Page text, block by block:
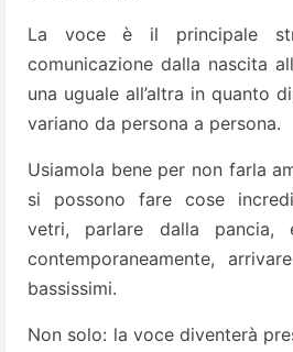
La voce è il principale
comunicazione dalla nascita
una uguale all’altra in quanto
variano da persona a persona.
Usiamola bene per non farla
si possono fare cose
vetri, parlare dalla pancia,
contemporaneamente,
bassissimi.
Non solo: la voce diventerà